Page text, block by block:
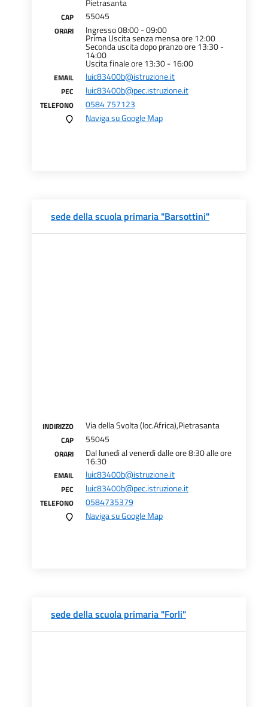
Pietrasanta
CAP 55045
ORARI Ingresso 08:00 - 09:00
Prima Uscita senza mensa ore 12:00
Seconda uscita dopo pranzo ore 13:30 -
14:00
Uscita finale ore 13:30 - 16:00
EMAIL luic83400b@istruzione.it
PEC luic83400b@pec.istruzione.it
TELEFONO
0584 757123
Naviga su Google Map
sede della scuola primaria "Barsottini"
INDIRIZZO Via della Svolta (loc.Africa),Pietrasanta
CAP 55045
ORARI Dal lunedì al venerdì dalle ore 8:30 alle ore
16:30
EMAIL luic83400b@istruzione.it
PEC luic83400b@pec.istruzione.it
TELEFONO
0584735379
Naviga su Google Map
sede della scuola primaria "Forli"